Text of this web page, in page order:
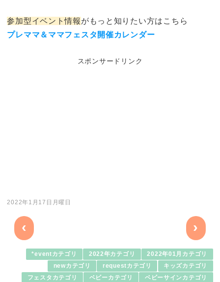
参加型イベント情報 がもっと知りたい方はこちら
プレママ＆ママフェスタ開催カレンダー
スポンサードリンク
2022年1月17日月曜日
‹ ›
*eventカテゴリ 2022年カテゴリ 2022年01月カテゴリ
newカテゴリ requestカテゴリ キッズカテゴリ
フェスタカテゴリ ベビーカテゴリ ベビーサインカテゴリ